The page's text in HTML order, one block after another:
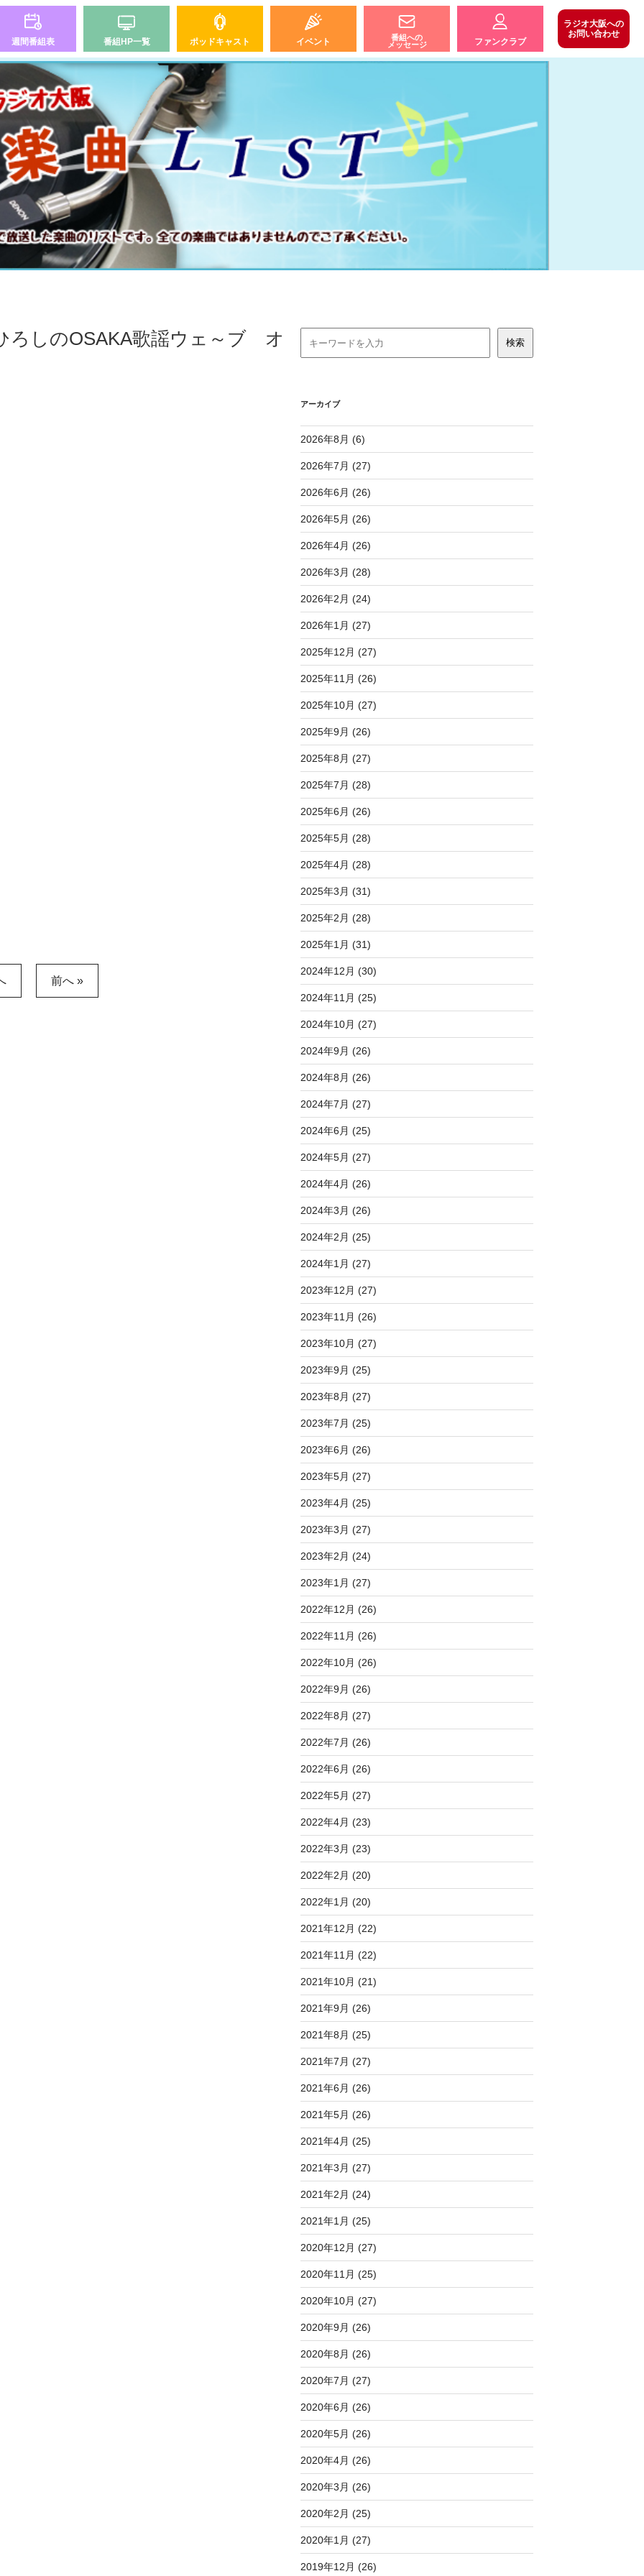
週間番組表 番組HP一覧 ポッドキャスト イベント
番組への
メッセージ
ファンクラブ
ラジオ大阪への
お問い合わせ
ろしのOSAKA歌謡ウェ～ブ オ
前へ »
アーカイブ
2026年8月 (6)
2026年7月 (27)
2026年6月 (26)
2026年5月 (26)
2026年4月 (26)
2026年3月 (28)
2026年2月 (24)
2026年1月 (27)
2025年12月 (27)
2025年11月 (26)
2025年10月 (27)
2025年9月 (26)
2025年8月 (27)
2025年7月 (28)
2025年6月 (26)
2025年5月 (28)
2025年4月 (28)
2025年3月 (31)
2025年2月 (28)
2025年1月 (31)
2024年12月 (30)
2024年11月 (25)
2024年10月 (27)
2024年9月 (26)
2024年8月 (26)
2024年7月 (27)
2024年6月 (25)
2024年5月 (27)
2024年4月 (26)
2024年3月 (26)
2024年2月 (25)
2024年1月 (27)
2023年12月 (27)
2023年11月 (26)
2023年10月 (27)
2023年9月 (25)
2023年8月 (27)
2023年7月 (25)
2023年6月 (26)
2023年5月 (27)
2023年4月 (25)
2023年3月 (27)
2023年2月 (24)
2023年1月 (27)
2022年12月 (26)
2022年11月 (26)
2022年10月 (26)
2022年9月 (26)
2022年8月 (27)
2022年7月 (26)
2022年6月 (26)
2022年5月 (27)
2022年4月 (23)
2022年3月 (23)
2022年2月 (20)
2022年1月 (20)
2021年12月 (22)
2021年11月 (22)
2021年10月 (21)
2021年9月 (26)
2021年8月 (25)
2021年7月 (27)
2021年6月 (26)
2021年5月 (26)
2021年4月 (25)
2021年3月 (27)
2021年2月 (24)
2021年1月 (25)
2020年12月 (27)
2020年11月 (25)
2020年10月 (27)
2020年9月 (26)
2020年8月 (26)
2020年7月 (27)
2020年6月 (26)
2020年5月 (26)
2020年4月 (26)
2020年3月 (26)
2020年2月 (25)
2020年1月 (27)
2019年12月 (26)